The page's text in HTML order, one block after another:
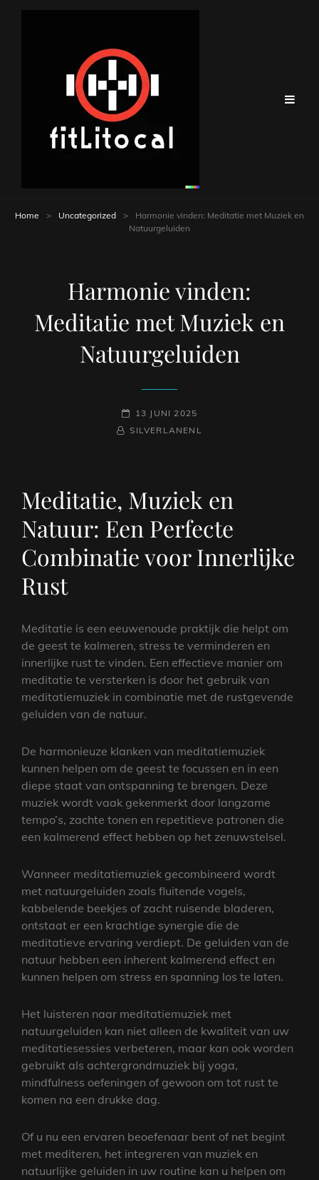
Home > Uncategorized >
Harmonie vinden: Meditatie met Muziek en
Natuurgeluiden
Harmonie vinden:
Meditatie met Muziek en
Natuurgeluiden
GEPLAATST
OP
13 JUNI 2025
NAAMREGEL
BYLINE
SILVERLANENL
Meditatie, Muziek en
Natuur: Een Perfecte
Combinatie voor Innerlijke
Rust
Meditatie is een eeuwenoude praktijk die helpt om
de geest te kalmeren, stress te verminderen en
innerlijke rust te vinden. Een effectieve manier om
meditatie te versterken is door het gebruik van
meditatiemuziek in combinatie met de rustgevende
geluiden van de natuur.
De harmonieuze klanken van meditatiemuziek
kunnen helpen om de geest te focussen en in een
diepe staat van ontspanning te brengen. Deze
muziek wordt vaak gekenmerkt door langzame
tempo’s, zachte tonen en repetitieve patronen die
een kalmerend effect hebben op het zenuwstelsel.
Wanneer meditatiemuziek gecombineerd wordt
met natuurgeluiden zoals fluitende vogels,
kabbelende beekjes of zacht ruisende bladeren,
ontstaat er een krachtige synergie die de
meditatieve ervaring verdiept. De geluiden van de
natuur hebben een inherent kalmerend effect en
kunnen helpen om stress en spanning los te laten.
Het luisteren naar meditatiemuziek met
natuurgeluiden kan niet alleen de kwaliteit van uw
meditatiesessies verbeteren, maar kan ook worden
gebruikt als achtergrondmuziek bij yoga,
mindfulness oefeningen of gewoon om tot rust te
komen na een drukke dag.
Of u nu een ervaren beoefenaar bent of net begint
met mediteren, het integreren van muziek en
natuurlijke geluiden in uw routine kan u helpen om